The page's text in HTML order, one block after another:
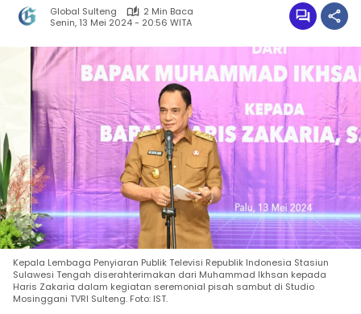
Global Sulteng
2 Min Baca
Senin, 13 Mei 2024 - 20:56 WITA
Kepala Lembaga Penyiaran Publik Televisi Republik Indonesia Stasiun
Sulawesi Tengah diserahterimakan dari Muhammad Ikhsan kepada
Haris Zakaria dalam kegiatan seremonial pisah sambut di Studio
Mosinggani TVRI Sulteng. Foto: IST.